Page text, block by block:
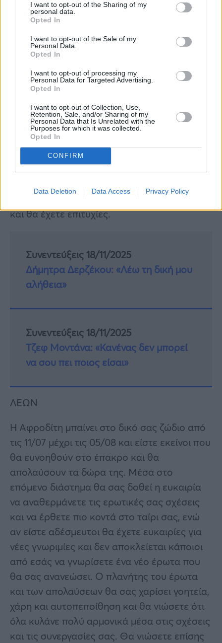
I want to opt-out of the Sharing of my
personal data.
Opted In
I want to opt-out of the Sale of my
Personal Data.
Opted In
I want to opt-out of processing my
Personal Data for Targeted Advertising.
Opted In
I want to opt-out of Collection, Use,
Retention, Sale, and/or Sharing of my
Personal Data that Is Unrelated with the
Purposes for which it was collected.
Opted In
CONFIRM
Data Deletion Data Access Privacy Policy
να κάνετε νέες γνωριμίες οι οποίες θα σας
χαροποιήσουν και θα σας κάνουν να
αισθανθείτε ποθητοί. Δεν αποκλείεται ο
έρωτας να σας χτυπήσει την πόρτα μέσα σε
ένα πρόσωπο που θα σας ανεβάζει την
αυτοπεποίθηση στα ύψη. Εάν είστε ήδη
δεσμευμένοι, η Αφροδίτη στον Λέοντα θα
σας βοηθήσει να αναθερμάνετε τις σχέσεις
σας και να απολαύσετε όμορφες στιγμές με
το ταίρι σας, αλλά και τα παιδιά σας, αφού το
κλίμα θα είναι χαρούμενο και ανάλαφρο.
Επιπλέον, εάν είστε καλλιτέχνες αυτό το
διάστημα θα είναι πολύ δημιουργικό για εσάς
και θα έχετε επιτυχίες.
Συνεντεύξεις 18/11/2025
Δήμητρα Δερζέκου: «Λέω τη δική μου
αλήθεια»
Συνεντεύξεις 18/11/2025
Τζεφ Μοντάνα: «Κανένας δεν μπορεί
να σου πει ποιος είσαι»
ΛΕΩΝ
Η Αφροδίτη μπαίνει στο δικό σας ζώδιο από
τις 11/07 μέχρι τις 05/08 και είστε εκείνοι που
θα ευνοηθούν στο έπακρο και θα
απολαύσουν τα δώρα της. Μέσα στο
επόμενο διάστημα θα σας δοθεί η ευκαιρία
να αναθερμάνετε τις ερωτικές σας σχέσεις
και να έρθετε πιο κοντά στο ταίρι σας, ενώ
αν είστε αδέσμευτοι θα έχετε ευκαιρίες για
νέες γνωριμίες και δεν αποκλείεται κάποιοι
από εσάς να γνωρίσετε ένα νέο έρωτα που
θα σας ανανεώσει. Ο πλανήτης του έρωτα
και των απολαύσεων θα σας χαρίσει γοητεία,
χάρη και αυτοπεποίθηση και θα νιώσετε ότι
όλα κυλάνε πολύ αρμονικά μέσα στις σχέσεις
και τις συνεργασίες σας. Θα νιώσετε επίσης